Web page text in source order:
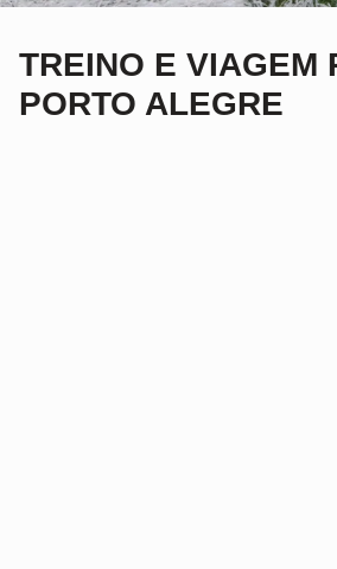
TREINO E VIAGEM
PORTO ALEGRE